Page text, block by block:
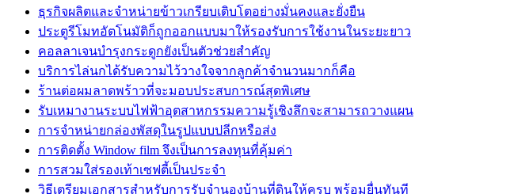
ธุรกิจผลิตและจำหน่ายข้าวเกรียบเติบโตอย่างมั่นคงและยั่งยืน
ประตูรีโมทอัตโนมัติก็ถูกออกแบบมาให้รองรับการใช้งานในระยะยาว
คอลลาเจนบำรุงกระดูกยังเป็นตัวช่วยสำคัญ
บริการไล่นกได้รับความไว้วางใจจากลูกค้าจำนวนมากก็คือ
ร้านต่อผมลาดพร้าวที่จะมอบประสบการณ์สุดพิเศษ
รับเหมางานระบบไฟฟ้าอุตสาหกรรมความรู้เชิงลึกจะสามารถวางแผน
การจำหน่ายกล่องพัสดุในรูปแบบปลีกหรือส่ง
การติดตั้ง Window film จึงเป็นการลงทุนที่คุ้มค่า
การสวมใส่รองเท้าเซฟตี้เป็นประจำ
วิธีเตรียมเอกสารสำหรับการรับจำนองบ้านที่ดินให้ครบ พร้อมยื่นทันที